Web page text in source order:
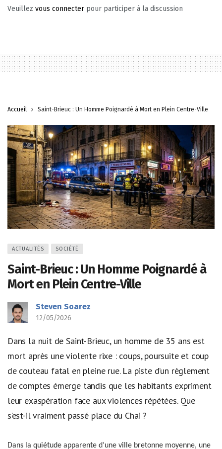
Veuillez vous connecter pour participer à la discussion
Accueil Saint-Brieuc : Un Homme Poignardé à Mort en Plein Centre-Ville
ACTUALITÉS SOCIÉTÉ
Saint-Brieuc : Un Homme Poignardé à
Mort en Plein Centre-Ville
Steven Soarez
12/05/2026
Dans la nuit de Saint-Brieuc, un homme de 35 ans est
mort après une violente rixe : coups, poursuite et coup
de couteau fatal en pleine rue. La piste d’un règlement
de comptes émerge tandis que les habitants expriment
leur exaspération face aux violences répétées. Que
s’est-il vraiment passé place du Chai ?
Dans la quiétude apparente d’une ville bretonne moyenne, une